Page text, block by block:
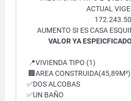
ACTUAL
AUMENTO SI ES CASA
VALOR YA
📍VIVIENDA TIPO (1)
🏢AREA CONSTRUIDA(45,89M²)
✅DOS ALCOBAS
✅UN BAÑO